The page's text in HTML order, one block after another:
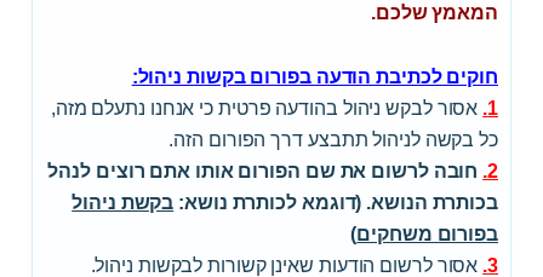
המאמץ שלכם.
חוקים לכתיבת הודעה בפורום בקשות ניהול:
1. אסור לבקש ניהול בהודעה פרטית כי אנחנו נתעלם מזה,
כל בקשה לניהול תתבצע דרך הפורום הזה.
2
. חובה לרשום את שם הפורום אותו אתם רוצים לנהל
בכותרת הנושא. (דוגמא לכותרת נושא: בקשת ניהול
בפורום משחקים)
3. אסור לרשום הודעות שאינן קשורות לבקשות ניהול.